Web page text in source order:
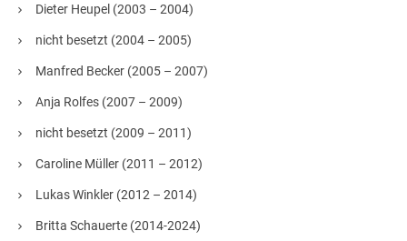
Dieter Heupel (2003 – 2004)
nicht besetzt (2004 – 2005)
Manfred Becker (2005 – 2007)
Anja Rolfes (2007 – 2009)
nicht besetzt (2009 – 2011)
Caroline Müller (2011 – 2012)
Lukas Winkler (2012 – 2014)
Britta Schauerte (2014-2024)